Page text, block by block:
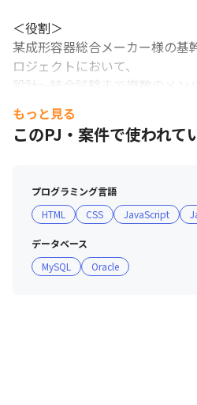
＜役割＞
某成形容器総合メーカー様の基
ロジェクトにおいて、
設計～結合試験まで複数のメン
バックエンドやフロントエンド
DB：MySQL
その他：AWS
＜メンバー構成＞
もっと見る
このPJ・案件で使われて
プログラミング言語
HTML
CSS JavaScript
データベース
MySQL
Oracle